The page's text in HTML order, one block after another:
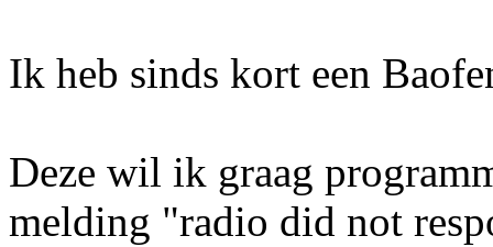
Ik heb sinds kort een
Deze wil ik graag
melding "radio did not